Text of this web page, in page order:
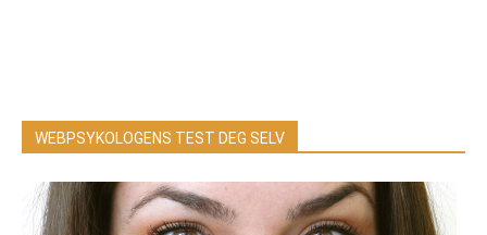
WEBPSYKOLOGENS TEST DEG SELV